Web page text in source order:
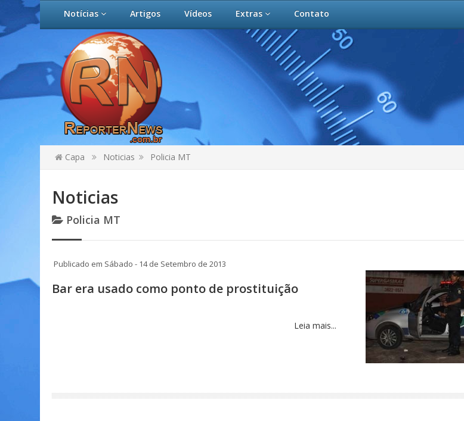
Notícias Artigos Vídeos Extras Contato
Capa Noticias Policia MT
Noticias
Policia MT
Publicado em Sábado - 14 de Setembro de 2013
Bar era usado como ponto de prostituição
Leia mais...